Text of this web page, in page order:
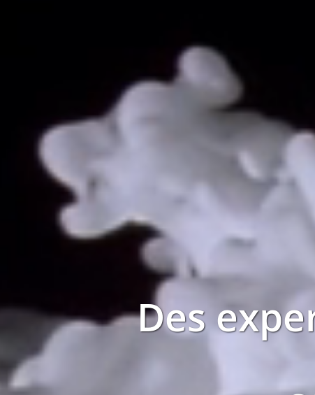
Des